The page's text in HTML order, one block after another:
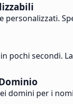
pochi secondi.
domini per i